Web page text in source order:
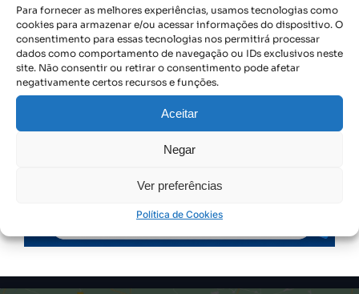
Para fornecer as melhores experiências, usamos tecnologias como
cookies para armazenar e/ou acessar informações do dispositivo. O
consentimento para essas tecnologias nos permitirá processar
dados como comportamento de navegação ou IDs exclusivos neste
site. Não consentir ou retirar o consentimento pode afetar
negativamente certos recursos e funções.
Aceitar
Negar
Ver preferências
Política de Cookies
CRCTO | Conselho Regional de Contabilidade do Tocantins
Av. Siqueira Campos, 601 Sul Conjunto 01- Lote 19 Plano Diretor Sul – Cep:
77.016-330 Palmas-TO | CNPJ: 38.155.081/0001-71
a sexta-feira